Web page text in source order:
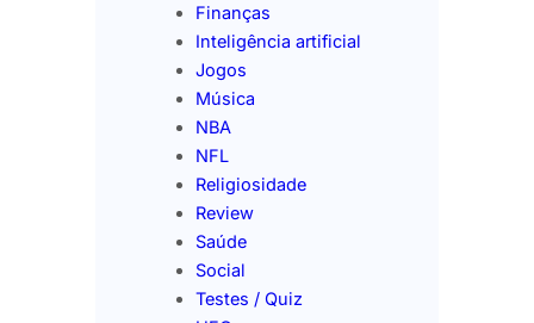
Finanças
Inteligência artificial
Jogos
Música
NBA
NFL
Religiosidade
Review
Saúde
Social
Testes / Quiz